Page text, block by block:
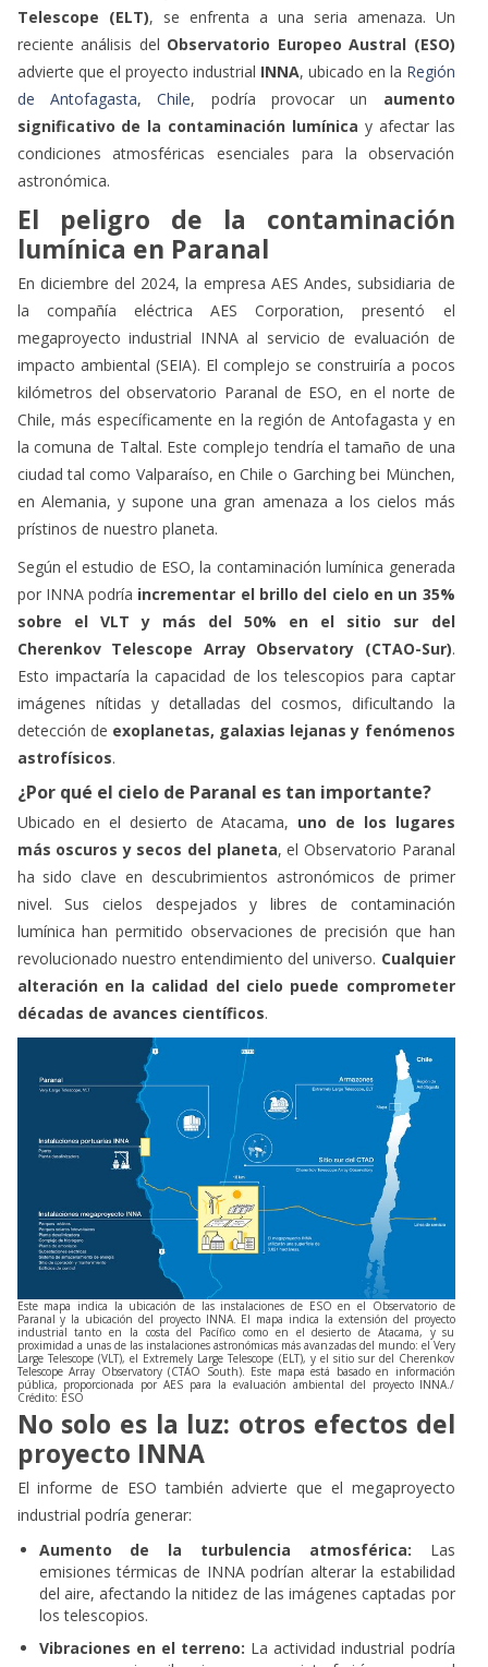
Telescope (ELT), se enfrenta a una seria amenaza. Un
reciente análisis del Observatorio Europeo Austral (ESO)
advierte que el proyecto industrial INNA, ubicado en la Región
de Antofagasta, Chile, podría provocar un aumento
significativo de la contaminación lumínica y afectar las
condiciones atmosféricas esenciales para la observación
astronómica.
El peligro de la contaminación
lumínica en Paranal
En diciembre del 2024, la empresa AES Andes, subsidiaria de
la compañía eléctrica AES Corporation, presentó el
megaproyecto industrial INNA al servicio de evaluación de
impacto ambiental (SEIA). El complejo se construiría a pocos
kilómetros del observatorio Paranal de ESO, en el norte de
Chile, más específicamente en la región de Antofagasta y en
la comuna de Taltal. Este complejo tendría el tamaño de una
ciudad tal como Valparaíso, en Chile o Garching bei München,
en Alemania, y supone una gran amenaza a los cielos más
prístinos de nuestro planeta.
Según el estudio de ESO, la contaminación lumínica generada
por INNA podría incrementar el brillo del cielo en un 35%
sobre el VLT y más del 50% en el sitio sur del
Cherenkov Telescope Array Observatory (CTAO-Sur).
Esto impactaría la capacidad de los telescopios para captar
imágenes nítidas y detalladas del cosmos, dificultando la
detección de exoplanetas, galaxias lejanas y fenómenos
astrofísicos.
¿Por qué el cielo de Paranal es tan importante?
Ubicado en el desierto de Atacama, uno de los lugares
más oscuros y secos del planeta, el Observatorio Paranal
ha sido clave en descubrimientos astronómicos de primer
nivel. Sus cielos despejados y libres de contaminación
lumínica han permitido observaciones de precisión que han
revolucionado nuestro entendimiento del universo. Cualquier
alteración en la calidad del cielo puede comprometer
décadas de avances científicos.
Este mapa indica la ubicación de las instalaciones de ESO en el Observatorio de
Paranal y la ubicación del proyecto INNA. El mapa indica la extensión del proyecto
industrial tanto en la costa del Pacífico como en el desierto de Atacama, y su
proximidad a unas de las instalaciones astronómicas más avanzadas del mundo: el Very
Large Telescope (VLT), el Extremely Large Telescope (ELT), y el sitio sur del Cherenkov
Telescope Array Observatory (CTAO South). Este mapa está basado en información
pública, proporcionada por AES para la evaluación ambiental del proyecto INNA./
Crédito: ESO
No solo es la luz: otros efectos del
proyecto INNA
El informe de ESO también advierte que el megaproyecto
industrial podría generar:
Aumento de la turbulencia atmosférica: Las
emisiones térmicas de INNA podrían alterar la estabilidad
del aire, afectando la nitidez de las imágenes captadas por
los telescopios.
Vibraciones en el terreno: La actividad industrial podría